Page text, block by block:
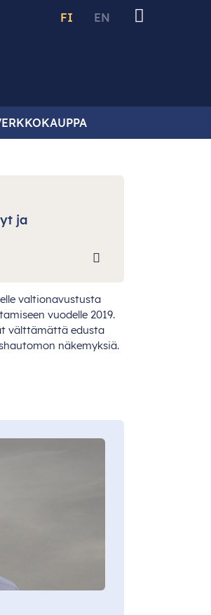
FI EN
ja
valtionavustusta
vuodelle2019.
välttämättä edusta
näkemyksiä.